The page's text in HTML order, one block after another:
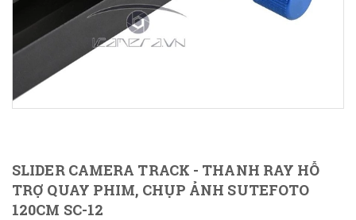
SLIDER CAMERA TRACK - THANH RAY HỖ
TRỢ QUAY PHIM, CHỤP ẢNH SUTEFOTO
120CM SC-12